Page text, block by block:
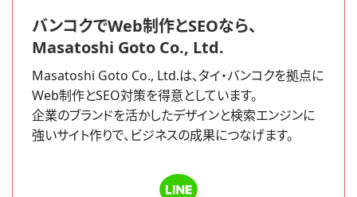
バンコクでWeb制作とSEOなら、
Masatoshi Goto Co., Ltd.
Masatoshi Goto Co., Ltd.は、タイ・バンコクを拠点に
Web制作とSEO対策を得意としています。
企業のブランドを活かしたデザインと検索エンジンに
強いサイト作りで、ビジネスの成果につなげます。